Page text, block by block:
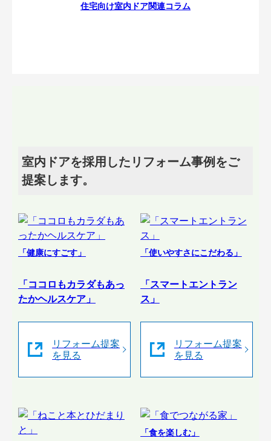
住宅向け室内ドア関連コラム
室内ドアを採用したリフォーム事例をご
提案します。
「健康にすごす」
「ココロもカラダもあっ
たかヘルスケア」
リフォーム提案
を見る
「使いやすさにこだわる」
「スマートエントラン
ス」
リフォーム提案
を見る
「食を楽しむ」